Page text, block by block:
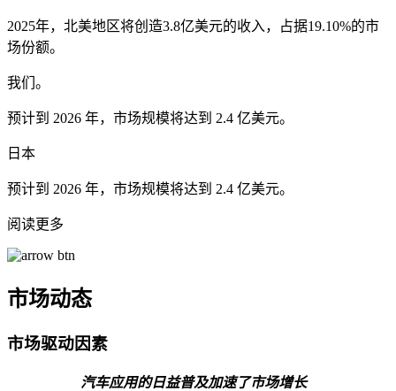
2025年，北美地区将创造3.8亿美元的收入，占据19.10%的市
场份额。
我们。
预计到 2026 年，市场规模将达到 2.4 亿美元。
日本
预计到 2026 年，市场规模将达到 2.4 亿美元。
阅读更多
市场动态
市场驱动因素
汽车应用的日益普及加速了市场增长